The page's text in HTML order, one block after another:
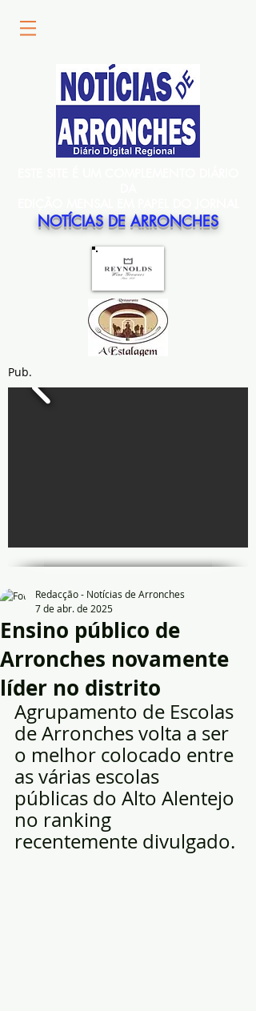
NOTÍCIAS DE ARRONCHES
Pub.
Ensino público de
Arronches novamente
líder no distrito
Redacção - Notícias de Arronches
7 de abr. de 2025
Agrupamento de Escolas
de Arronches volta a ser
o melhor colocado entre
as várias escolas
públicas do Alto Alentejo
no ranking
recentemente divulgado.